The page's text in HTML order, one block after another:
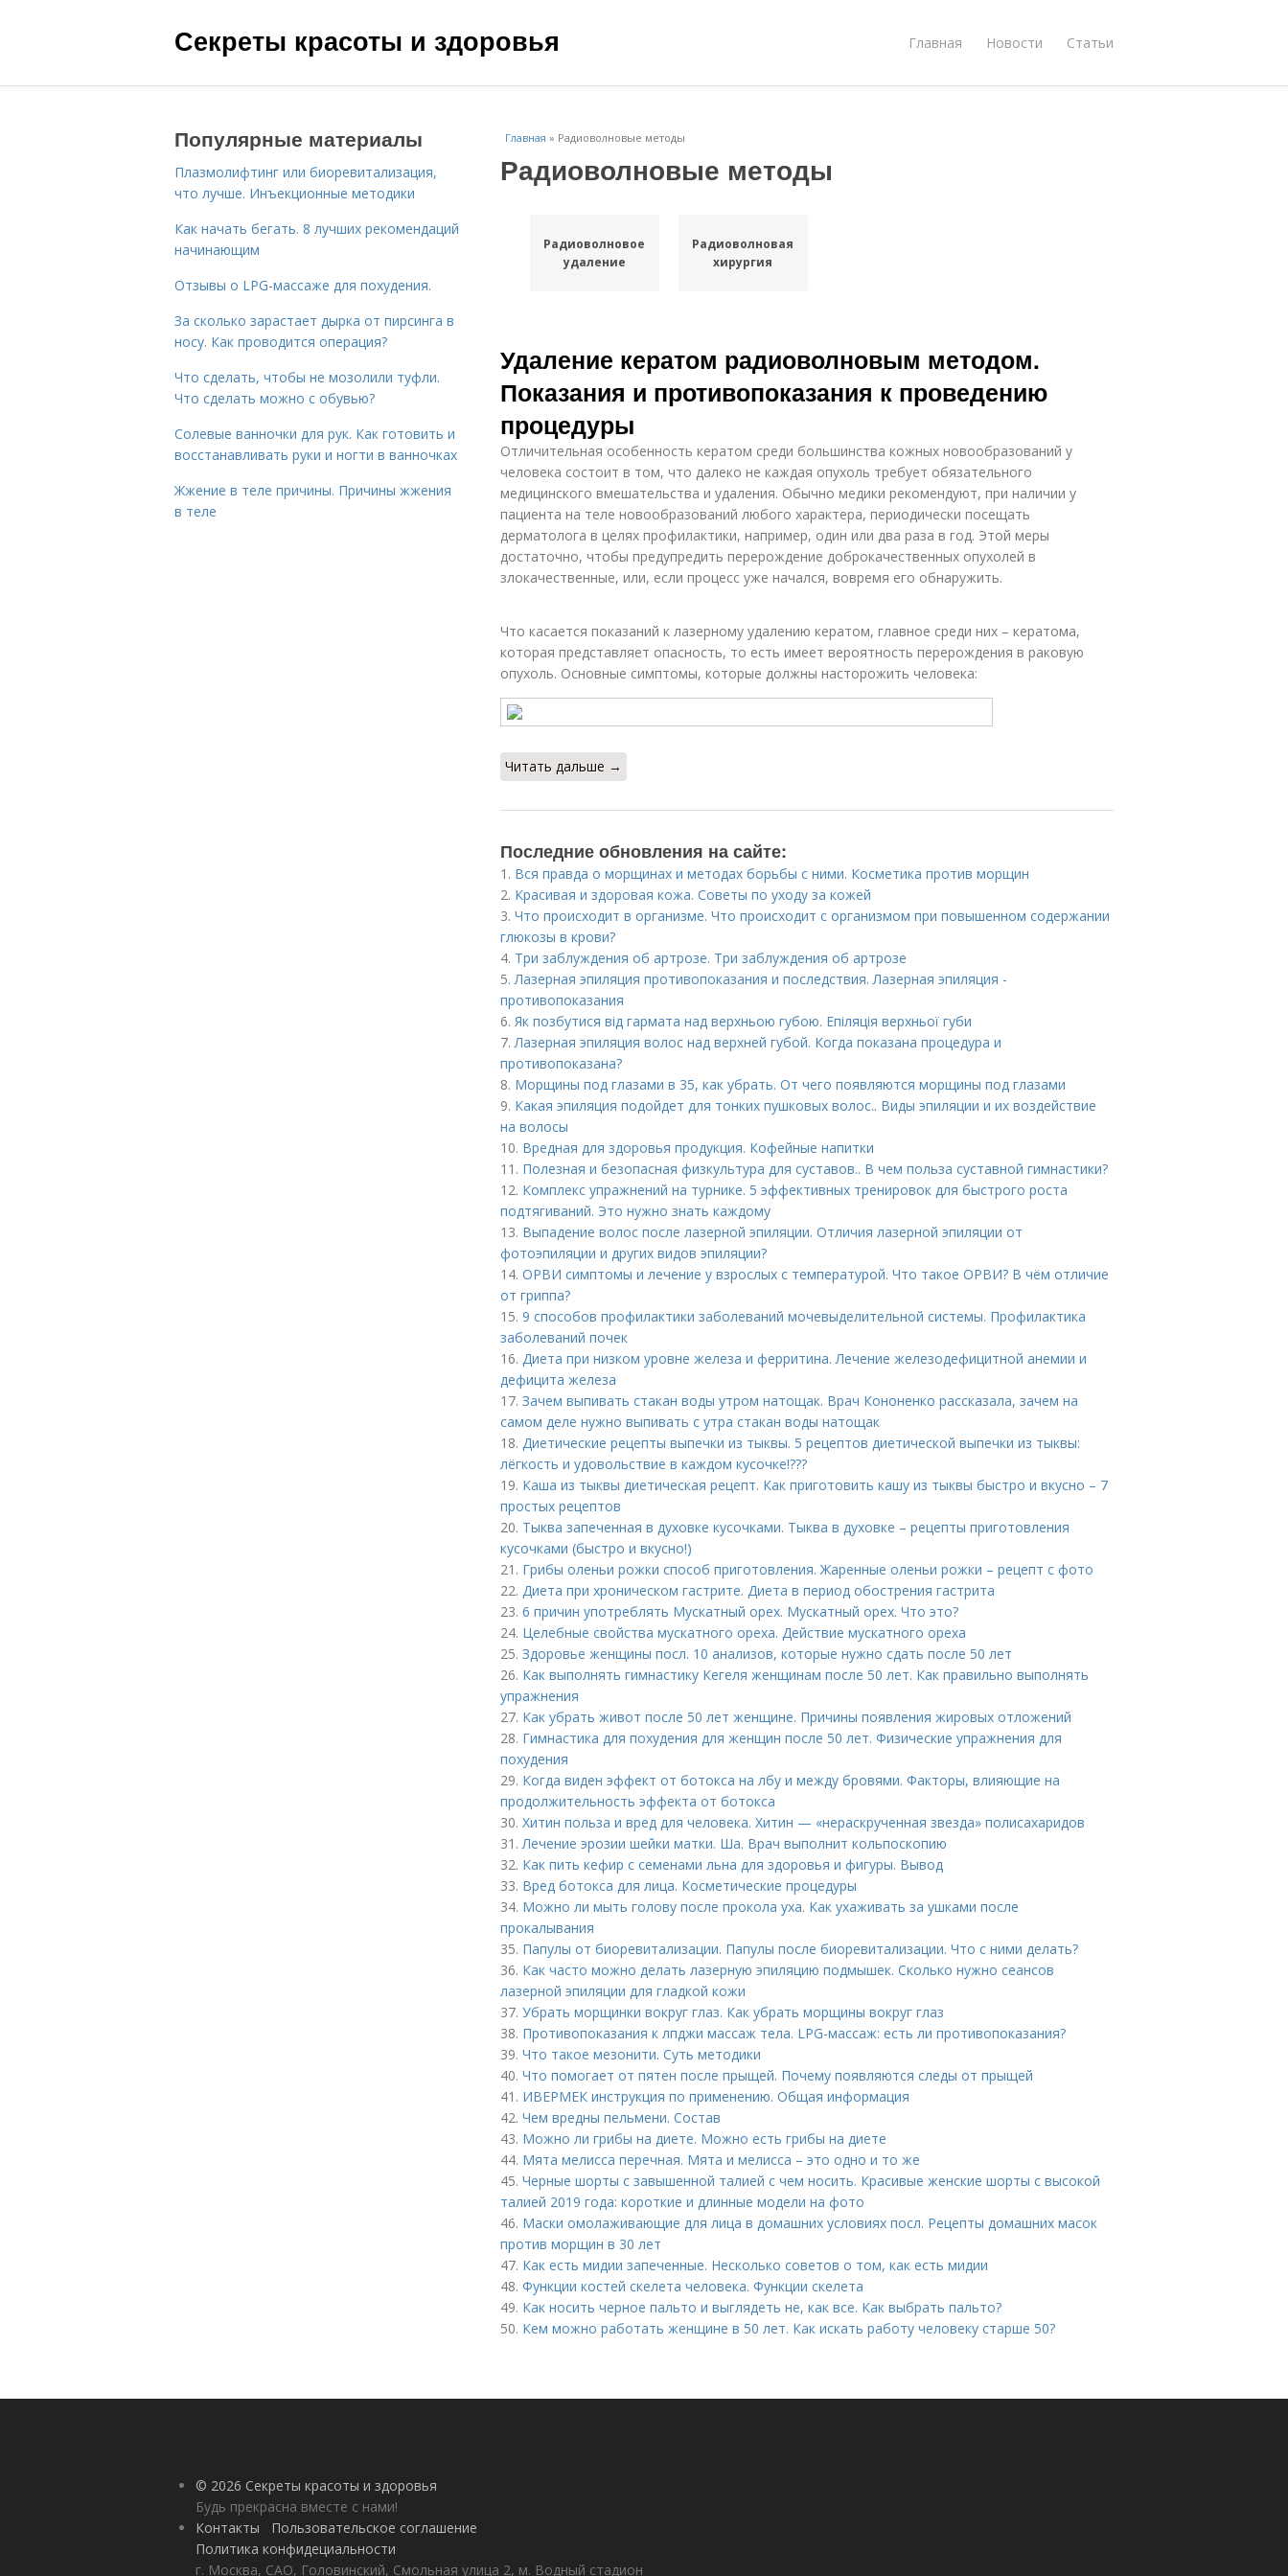
Секреты красоты и здоровья Главная Новости Статьи
Главная » Радиоволновые методы
Радиоволновые методы
Радиоволновое
удаление
Радиоволновая
хирургия
Удаление кератом радиоволновым методом.
Показания и противопоказания к проведению
процедуры
Отличительная особенность кератом среди большинства кожных новообразований у
человека состоит в том, что далеко не каждая опухоль требует обязательного
медицинского вмешательства и удаления. Обычно медики рекомендуют, при наличии у
пациента на теле новообразований любого характера, периодически посещать
дерматолога в целях профилактики, например, один или два раза в год. Этой меры
достаточно, чтобы предупредить перерождение доброкачественных опухолей в
злокачественные, или, если процесс уже начался, вовремя его обнаружить.
Что касается показаний к лазерному удалению кератом, главное среди них – кератома,
которая представляет опасность, то есть имеет вероятность перерождения в раковую
опухоль. Основные симптомы, которые должны насторожить человека:
Читать дальше →
Последние обновления на сайте:
1. Вся правда о морщинах и методах борьбы с ними. Косметика против морщин
2. Красивая и здоровая кожа. Советы по уходу за кожей
3. Что происходит в организме. Что происходит с организмом при повышенном содержании
глюкозы в крови?
4. Три заблуждения об артрозе. Три заблуждения об артрозе
5.Лазерная эпиляция противопоказания и последствия. Лазерная эпиляция -
противопоказания
6. Як позбутися від гармата над верхньою губою. Епіляція верхньої губи
7.Лазерная эпиляция волос над верхней губой. Когда показана процедура и
противопоказана?
8. Морщины под глазами в 35, как убрать. От чего появляются морщины под глазами
9. Какая эпиляция подойдет для тонких пушковых волос.. Виды эпиляции и их воздействие
на волосы
10. Вредная для здоровья продукция. Кофейные напитки
11. Полезная и безопасная физкультура для суставов.. В чем польза суставной гимнастики?
12. Комплекс упражнений на турнике. 5 эффективных тренировок для быстрого роста
подтягиваний. Это нужно знать каждому
13. Выпадение волос после лазерной эпиляции. Отличия лазерной эпиляции от
фотоэпиляции и других видов эпиляции?
14. ОРВИ симптомы и лечение у взрослых с температурой. Что такое ОРВИ? В чём отличие
от гриппа?
15. 9 способов профилактики заболеваний мочевыделительной системы. Профилактика
заболеваний почек
16. Диета при низком уровне железа и ферритина. Лечение железодефицитной анемии и
дефицита железа
17. Зачем выпивать стакан воды утром натощак. Врач Кононенко рассказала, зачем на
самом деле нужно выпивать с утра стакан воды натощак
18. Диетические рецепты выпечки из тыквы. 5 рецептов диетической выпечки из тыквы:
лёгкость и удовольствие в каждом кусочке!???
19. Каша из тыквы диетическая рецепт. Как приготовить кашу из тыквы быстро и вкусно – 7
простых рецептов
20. Тыква запеченная в духовке кусочками. Тыква в духовке – рецепты приготовления
кусочками (быстро и вкусно!)
21. Грибы оленьи рожки способ приготовления. Жаренные оленьи рожки – рецепт с фото
22. Диета при хроническом гастрите. Диета в период обострения гастрита
23. 6 причин употреблять Мускатный орех. Мускатный орех. Что это?
24. Целебные свойства мускатного ореха. Действие мускатного ореха
25. Здоровье женщины посл. 10 анализов, которые нужно сдать после 50 лет
26. Как выполнять гимнастику Кегеля женщинам после 50 лет. Как правильно выполнять
упражнения
27. Как убрать живот после 50 лет женщине. Причины появления жировых отложений
28. Гимнастика для похудения для женщин после 50 лет. Физические упражнения для
похудения
29. Когда виден эффект от ботокса на лбу и между бровями. Факторы, влияющие на
продолжительность эффекта от ботокса
30. Хитин польза и вред для человека. Хитин — «нераскрученная звезда» полисахаридов
31.Лечение эрозии шейки матки. Ша. Врач выполнит кольпоскопию
32. Как пить кефир с семенами льна для здоровья и фигуры. Вывод
33. Вред ботокса для лица. Косметические процедуры
34. Можно ли мыть голову после прокола уха. Как ухаживать за ушками после
прокалывания
35. Папулы от биоревитализации. Папулы после биоревитализации. Что с ними делать?
36. Как часто можно делать лазерную эпиляцию подмышек. Сколько нужно сеансов
лазерной эпиляции для гладкой кожи
37. Убрать морщинки вокруг глаз. Как убрать морщины вокруг глаз
38. Противопоказания к лпджи массаж тела. LPG-массаж: есть ли противопоказания?
39. Что такое мезонити. Суть методики
40. Что помогает от пятен после прыщей. Почему появляются следы от прыщей
41. ИВЕРМЕК инструкция по применению. Общая информация
42. Чем вредны пельмени. Состав
43. Можно ли грибы на диете. Можно есть грибы на диете
44. Мята мелисса перечная. Мята и мелисса – это одно и то же
45. Черные шорты с завышенной талией с чем носить. Красивые женские шорты с высокой
талией 2019 года: короткие и длинные модели на фото
46. Маски омолаживающие для лица в домашних условиях посл. Рецепты домашних масок
против морщин в 30 лет
47. Как есть мидии запеченные. Несколько советов о том, как есть мидии
48. Функции костей скелета человека. Функции скелета
49. Как носить черное пальто и выглядеть не, как все. Как выбрать пальто?
50. Кем можно работать женщине в 50 лет. Как искать работу человеку старше 50?
Популярные материалы
Плазмолифтинг или биоревитализация,
что лучше. Инъекционные методики
Как начать бегать. 8 лучших рекомендаций
начинающим
Отзывы о LPG-массаже для похудения.
За сколько зарастает дырка от пирсинга в
носу. Как проводится операция?
Что сделать, чтобы не мозолили туфли.
Что сделать можно с обувью?
Солевые ванночки для рук. Как готовить и
восстанавливать руки и ногти в ванночках
Жжение в теле причины. Причины жжения
в теле
© 2026 Секреты красоты и здоровья
Будь прекрасна вместе с нами!
Контакты
Пользовательское соглашение
Политика конфидециальности
г. Москва, САО, Головинский, Смольная улица 2, м. Водный стадион